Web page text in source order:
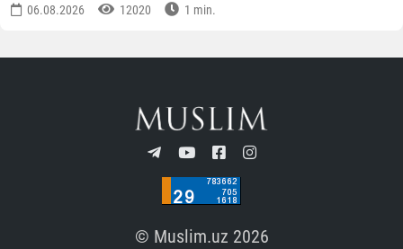
06.08.2026 12020 1 min.
© Muslim.uz 2026